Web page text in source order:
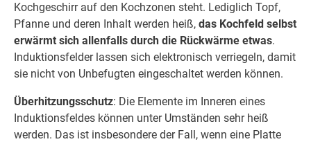
Kochgeschirr auf den Kochzonen steht. Lediglich Topf,
Pfanne und deren Inhalt werden heiß, das Kochfeld selbst
erwärmt sich allenfalls durch die Rückwärme etwas.
Induktionsfelder lassen sich elektronisch verriegeln, damit
sie nicht von Unbefugten eingeschaltet werden können.
Überhitzungsschutz: Die Elemente im Inneren eines
Induktionsfeldes können unter Umständen sehr heiß
werden. Das ist insbesondere der Fall, wenn eine Platte